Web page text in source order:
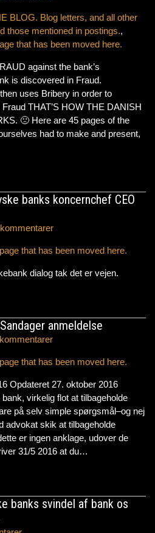
BLOG. Blog letters, and all other
those mentioned in postings.,
that has been moved here.
against the bank’s
is discovered in Fraud.
uses Bribery in order to
THAT’S HOW THE DANISH
🙁 Here are 45 pages of the
had to make and present,
banks koncernchef CEO
that has been moved here.
dialog tak det er vejen.
anmeldelse
that has been moved here.
Opdateret 27. oktober 2016
virkelig flot at tilbageholde
på selv simple spørgsmål–og nej
advokat skik at tilbageholde
er ingen anklage, udover de
31/5 2016 at du…
banks svindel af bank os